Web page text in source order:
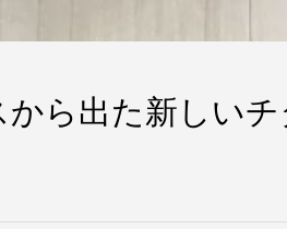
ら出た新しい